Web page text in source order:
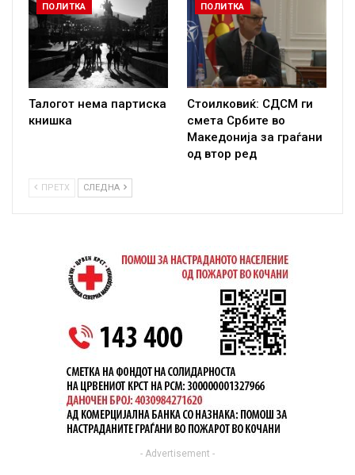
ПОЛИТКА
Талогот нема партиска
книшка
ПОЛИТКА
Стоилковиќ: СДСМ ги
смета Србите во
Македонија за граѓани
од втор ред
ПРЕТХ СЛЕДНА
- Advertisement -